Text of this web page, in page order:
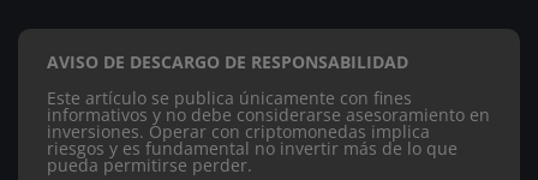
AVISO DE DESCARGO DE RESPONSABILIDAD
Este artículo se publica únicamente con fines
informativos y no debe considerarse asesoramiento en
inversiones. Operar con criptomonedas implica
riesgos y es fundamental no invertir más de lo que
pueda permitirse perder.